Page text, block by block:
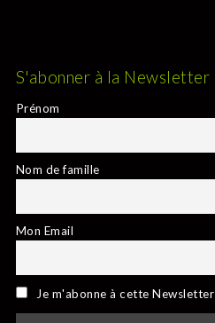
S'abonner à la Newsletter
Prénom
Nom de famille
Mon Email
Je m'abonne à cette Newsletter